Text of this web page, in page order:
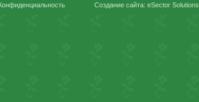
Конфиденциальность Создание сайта: eSector Solutions